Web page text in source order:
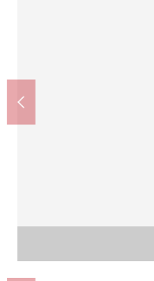
约6.0
约6.0
约6.5
约6.5
约10
约
约
约
约5.3
约6.0
约6.0
横滨市立新
横浜市立
Mybasket
ＯＫ新